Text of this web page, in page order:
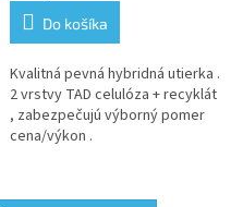
Do košíka
Kvalitná pevná hybridná utierka .
2 vrstvy TAD celulóza + recyklát
, zabezpečujú výborný pomer
cena/výkon .